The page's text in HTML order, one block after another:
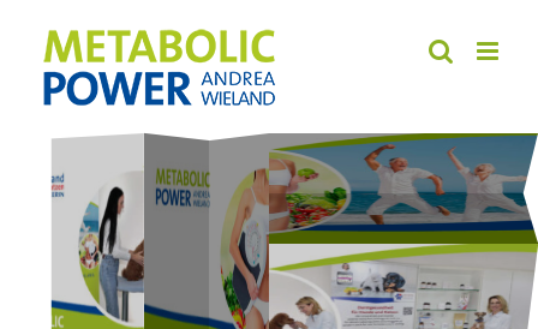
Inhalt
springen